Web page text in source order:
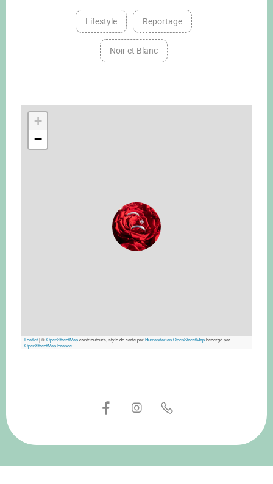
Lifestyle Reportage
Noir et Blanc
+
−
Leaflet|©OpenStreetMapcontributeurs, style de carte parHumanitarian OpenStreetMaphébergé par
OpenStreetMap France